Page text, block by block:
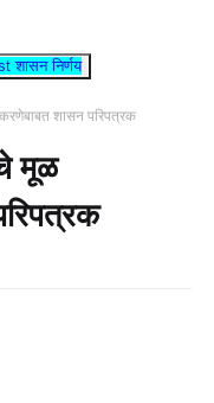
शासन निर्णय
करणेबाबत शासन परिपत्रक
मूळ